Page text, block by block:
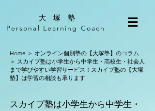
​大 塚 塾
Personal Learning Coach
Home ＞ オンライン個別塾の【大塚塾】のコラム
＞ スカイプ塾は小学生から中学生・高校生・社会人
まで学びやすい学習サービス！スカイプ塾の【大塚
塾】は学習の相談も承ります
スカイプ塾は小学生から中学生・